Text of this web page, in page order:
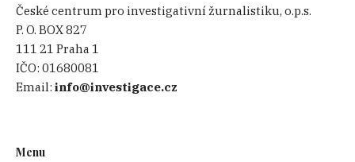
České centrum pro investigativní žurnalistiku, o.p.s.
P. O. BOX 827
111 21 Praha 1
IČO:01680081
Email:info@investigace.cz
Menu